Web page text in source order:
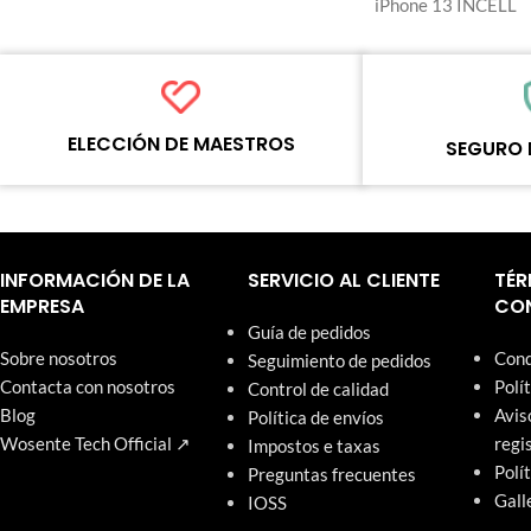
ELECCIÓN DE MAESTROS
las necesidades comerciales diarias de
reparación.
artículos de nuestro
una garantía de un
INFORMACIÓN DE LA
EMPRESA
Sobre nosotros
Contacta con nosotros
Blog
Wosente Tech Official ↗
SERVICIO AL CLIENTE
Guía de pedidos
Seguimiento de pedidos
Control de calidad
Política de envíos
Impostos e taxas
Preguntas frecuentes
IOSS